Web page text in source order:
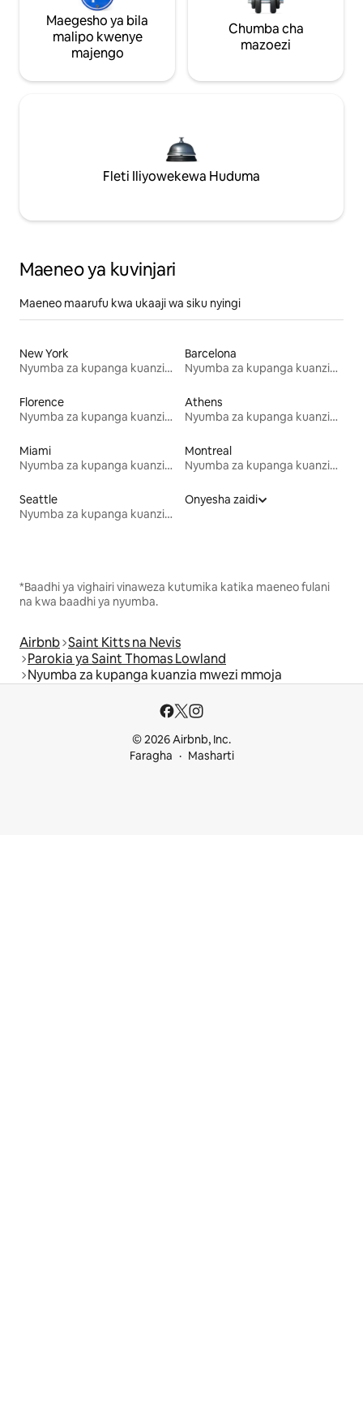
Maegesho ya bila
malipo kwenye
majengo
Chumba cha
mazoezi
Fleti Iliyowekewa Huduma
Maeneo ya kuvinjari
Maeneo maarufu kwa ukaaji wa siku nyingi
New York
Nyumba za kupanga kuanzia mwezi mmoja
Barcelona
Nyumba za kupanga kuanzia mwezi mmoja
Florence
Nyumba za kupanga kuanzia mwezi mmoja
Athens
Nyumba za kupanga kuanzia mwezi mmoja
Miami
Nyumba za kupanga kuanzia mwezi mmoja
Montreal
Nyumba za kupanga kuanzia mwezi mmoja
Seattle
Nyumba za kupanga kuanzia mwezi mmoja
Onyesha zaidi
*Baadhi ya vighairi vinaweza kutumika katika maeneo fulani
na kwa baadhi ya nyumba.
Airbnb Saint Kitts na Nevis
Parokia ya Saint Thomas Lowland
Nyumba za kupanga kuanzia mwezi mmoja
© 2026 Airbnb, Inc.
Faragha
Masharti